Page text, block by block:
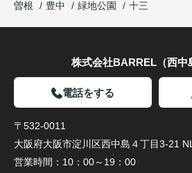
曽根
豊中 緑地公園 十三
株式会社BARREL（西中
電話をする
〒532-0011
大阪府大阪市淀川区西中島４丁目3-21
営業時間： 10：00～19：00